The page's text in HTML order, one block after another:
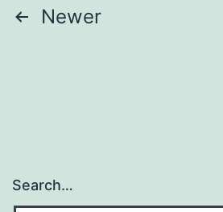
Posts
Newer
Search…